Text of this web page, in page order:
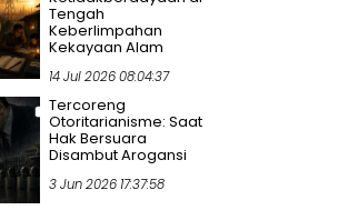
Tengah
Keberlimpahan
Kekayaan Alam
14 Jul 2026 08:04:37
Tercoreng
Otoritarianisme: Saat
Hak Bersuara
Disambut Arogansi
3 Jun 2026 17:37:58